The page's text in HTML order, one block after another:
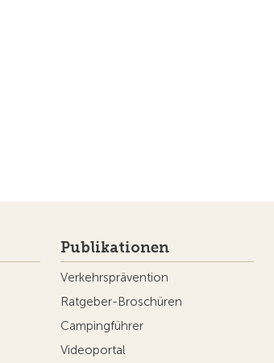
Publikationen
Verkehrsprävention
Ratgeber-Broschüren
Campingführer
Videoportal